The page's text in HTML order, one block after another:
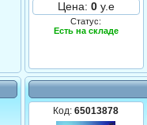
Цена: 0 у.е
Статус:
Есть на складе
Код:65013878